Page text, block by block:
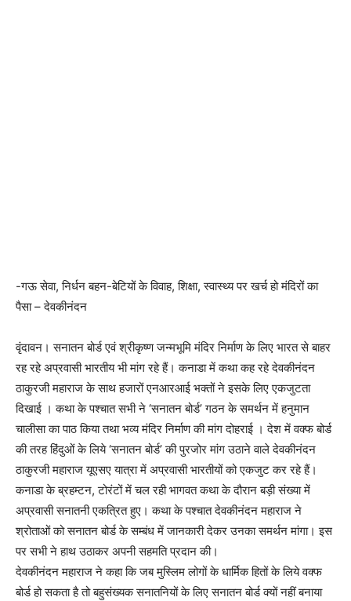
-गऊ सेवा, निर्धन बहन-बेटियों के विवाह, शिक्षा, स्वास्थ्य पर खर्च हो मंदिरों का
पैसा – देवकीनंदन
वृंदावन। सनातन बोर्ड एवं श्रीकृष्ण जन्मभूमि मंदिर निर्माण के लिए भारत से बाहर
रह रहे अप्रवासी भारतीय भी मांग रहे हैं। कनाडा में कथा कह रहे देवकीनंदन
ठाकुरजी महाराज के साथ हजारों एनआरआई भक्तों ने इसके लिए एकजुटता
दिखाई । कथा के पश्चात सभी ने ‘सनातन बोर्ड’ गठन के समर्थन में हनुमान
चालीसा का पाठ किया तथा भव्य मंदिर निर्माण की मांग दोहराई । देश में वक्फ बोर्ड
की तरह हिंदुओं के लिये ‘सनातन बोर्ड’ की पुरजोर मांग उठाने वाले देवकीनंदन
ठाकुरजी महाराज यूएसए यात्रा में अप्रवासी भारतीयों को एकजुट कर रहे हैं।
कनाडा के ब्रहम्टन, टोरंटों में चल रही भागवत कथा के दौरान बड़ी संख्या में
अप्रवासी सनातनी एकत्रित हुए। कथा के पश्चात देवकीनंदन महाराज ने
श्रोताओं को सनातन बोर्ड के सम्बंध में जानकारी देकर उनका समर्थन मांगा। इस
पर सभी ने हाथ उठाकर अपनी सहमति प्रदान की।
देवकीनंदन महाराज ने कहा कि जब मुस्लिम लोगों के धार्मिक हितों के लिये वक्फ
बोर्ड हो सकता है तो बहुसंख्यक सनातनियों के लिए सनातन बोर्ड क्यों नहीं बनाया